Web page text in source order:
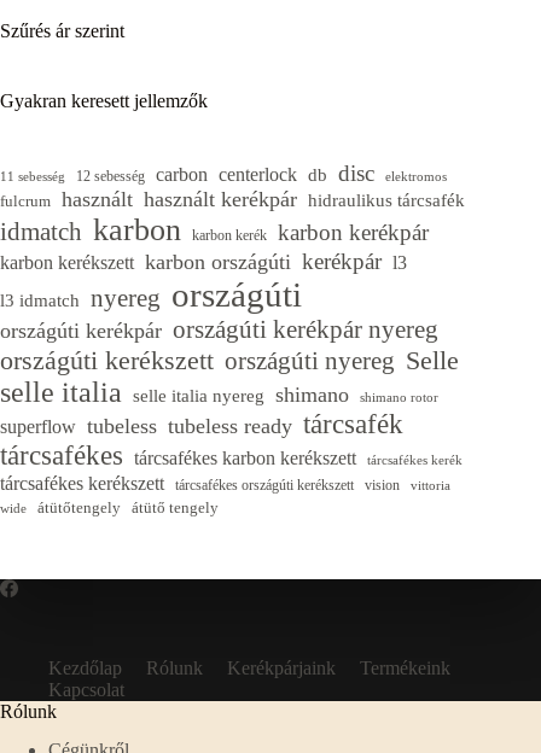
Szűrés ár szerint
Gyakran keresett jellemzők
11 sebesség 12 sebesség carbon centerlock db disc elektromos
fulcrum használt használt kerékpár hidraulikus tárcsafék
idmatch karbon karbon kerék karbon kerékpár
karbon kerékszett karbon országúti kerékpár l3
l3 idmatch nyereg országúti
országúti kerékpár országúti kerékpár nyereg
országúti kerékszett országúti nyereg Selle
selle italia selle italia nyereg shimano shimano rotor
superflow tubeless tubeless ready tárcsafék
tárcsafékes tárcsafékes karbon kerékszett tárcsafékes kerék
tárcsafékes kerékszett tárcsafékes országúti kerékszett vision
vittoria
wide
átütőtengely átütő tengely
Kezdőlap Rólunk Kerékpárjaink
Termékeink
Kapcsolat
Rólunk